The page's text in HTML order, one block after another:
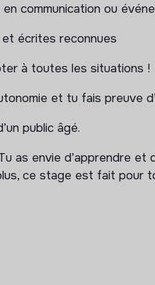
bénévole et
d’études
côtés
événements dont
communication ou
écrites reconnues
à toutes les situations !
et tu fais preuve
public âgé.
as envie d’apprendre et
ce stage est fait pour